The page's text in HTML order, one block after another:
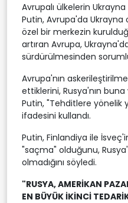
Avrupalı ülkelerin
Putin, Avrupa'da
özel bir merkezin
artıran Avrupa,
sürdürülmesinden
Avrupa'nın
ettiklerini, Rusya'nın
Putin, "Tehditlere yönelik
ifadesini kullandı.
Putin, Finlandiya ile
"saçma" olduğunu,
olmadığını söyledi.
"RUSYA, AMERİKAN
EN BÜYÜK İKİNCİ